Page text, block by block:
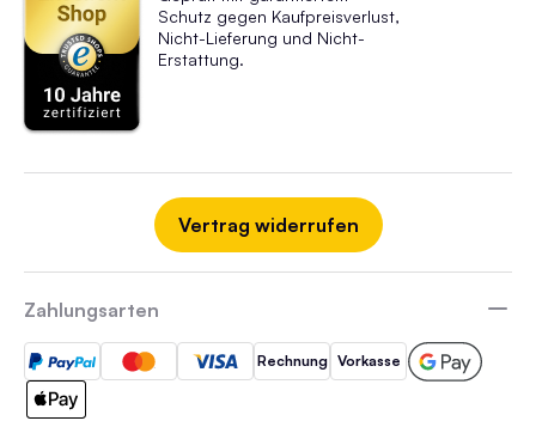
Schutz gegen Kaufpreisverlust,
Nicht-Lieferung und Nicht-
Erstattung.
Vertrag widerrufen
Zahlungsarten
Rechnung Vorkasse